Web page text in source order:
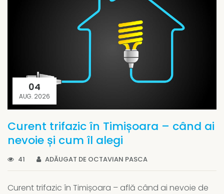
04
AUG. 2026
Curent trifazic în Timișoara – când ai
nevoie și cum îl alegi
41 ADĂUGAT DE OCTAVIAN PASCA
Curent trifazic în Timișoara – află când ai nevoie de